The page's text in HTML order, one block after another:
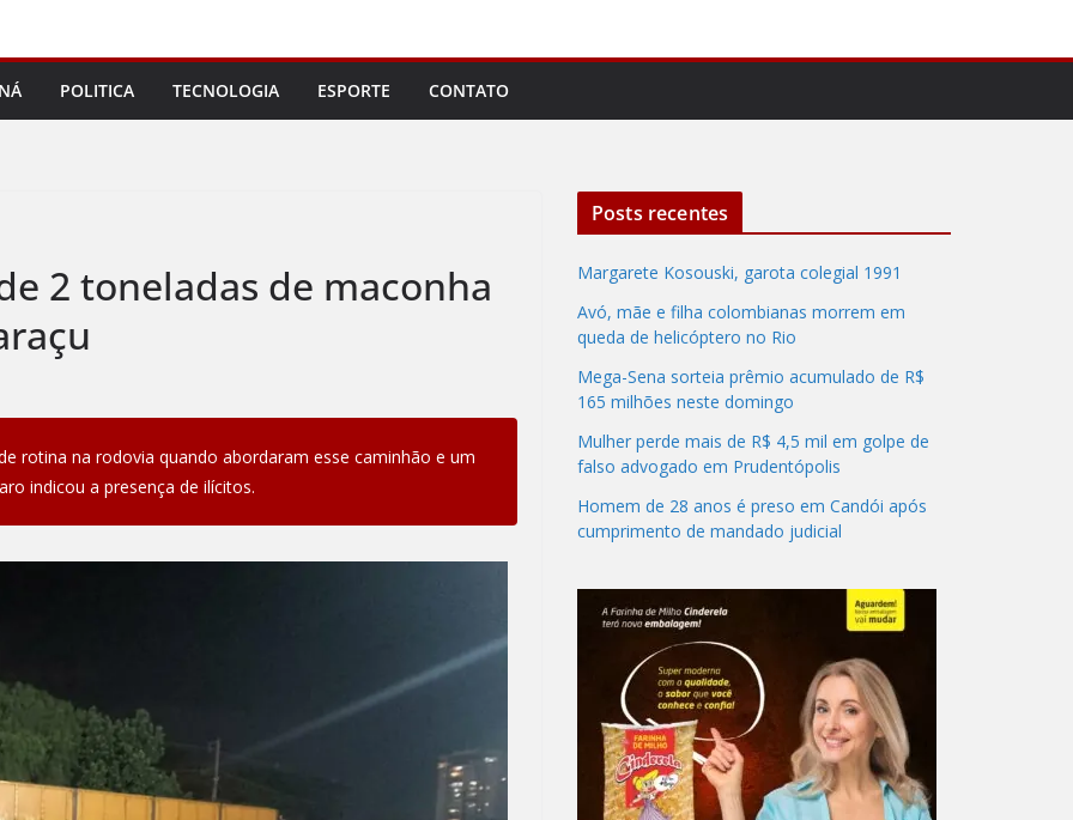
POLITICA TECNOLOGIA ESPORTE CONTATO
2 toneladas de maconha
rotina na rodovia quando abordaram esse caminhão e um
indicou a presença de ilícitos.
Posts recentes
Margarete Kosouski, garota colegial 1991
Avó, mãe e filha colombianas morrem em
queda de helicóptero no Rio
Mega-Sena sorteia prêmio acumulado de R$
165 milhões neste domingo
Mulher perde mais de R$ 4,5 mil em golpe de
falso advogado em Prudentópolis
Homem de 28 anos é preso em Candói após
cumprimento de mandado judicial